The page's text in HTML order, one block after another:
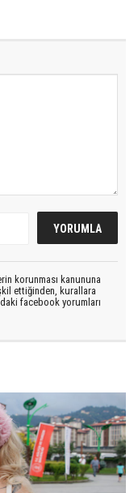
korunması kanununa
ettiğinden, kurallara
facebook yorumları